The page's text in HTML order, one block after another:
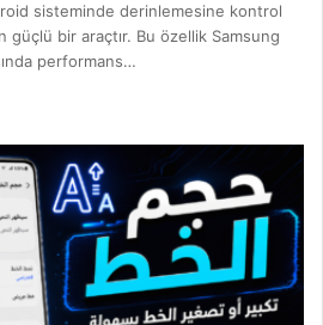
sisteminde derinlemesine kontrol
güçlü bir araçtır. Bu özellik Samsung
performans…